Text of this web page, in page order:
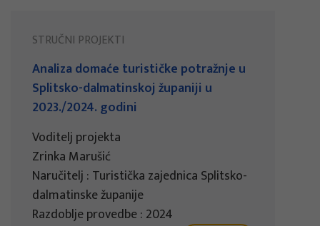
STRUČNI PROJEKTI
Analiza domaće turističke potražnje u
Splitsko-dalmatinskoj županiji u
2023./2024. godini
Voditelj projekta
Zrinka Marušić
Naručitelj : Turistička zajednica Splitsko-
dalmatinske županije
Razdoblje provedbe : 2024